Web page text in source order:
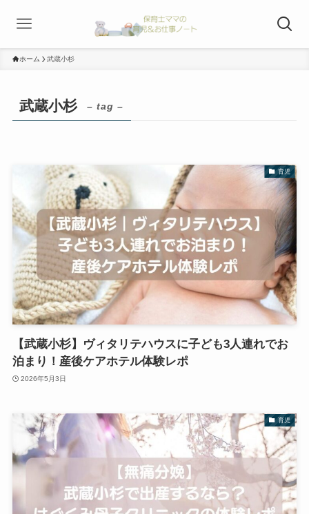
ホーム 武蔵小杉
武蔵小杉 – tag –
育児
【武蔵小杉】ヴィタリテハウスに子ども3人連れでお
泊まり！産後ケアホテル体験レポ
2026年5月3日
育児